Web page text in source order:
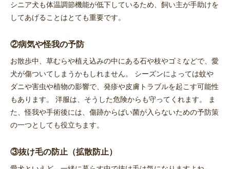
シニア犬も体温調節機能が低下しているため、飼い主が手助けを
してあげることはとても重要です。
②病気や怪我の予防
お散歩中、草むらや植え込みの中にある石や枝やゴミなどで、愛
犬が傷ついてしまうかもしれません。 シーズンによっては蚊や
ダニや害虫や植物の影響で、発疹や皮膚トラブルを起こす可能性
もあります。 洋服は、そうした危険からも守ってくれます。 ま
た、怪我や手術後には、傷跡からばい菌が入らないための予防策
の一つとしても役立ちます。
③抜け毛の防止（拡散防止）